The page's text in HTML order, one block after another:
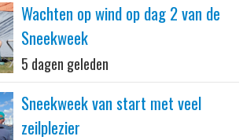
Wachten op wind op dag 2 van de
Sneekweek
5 dagen geleden
Sneekweek van start met veel
zeilplezier